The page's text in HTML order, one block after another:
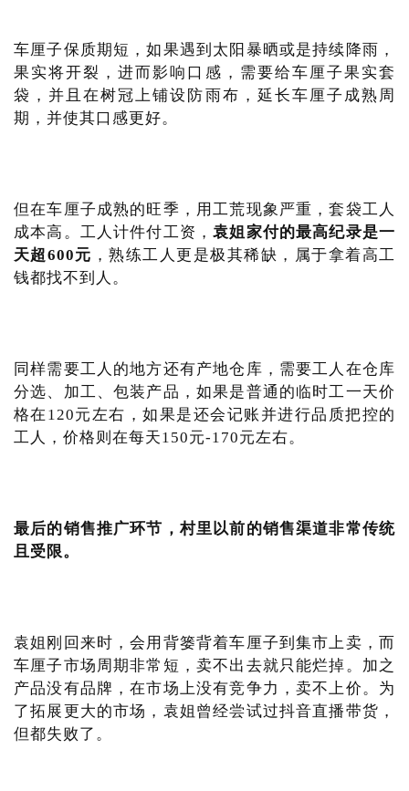
车厘子保质期短，如果遇到太阳暴晒或是持续降雨，
果实将开裂，进而影响口感，需要给车厘子果实套
袋，并且在树冠上铺设防雨布，延长车厘子成熟周
期，并使其口感更好。
但在车厘子成熟的旺季，用工荒现象严重，套袋工人
成本高。工人计件付工资，袁姐家付的最高纪录是一
天超600元 ，熟练工人更是极其稀缺，属于拿着高工
钱都找不到人。
同样需要工人的地方还有产地仓库，需要工人在仓库
分选、加工、包装产品，如果是普通的临时工一天价
格在120元左右，如果是还会记账并进行品质把控的
工人，价格则在每天150元-170元左右。
最后的销售推广环节，村里以前的销售渠道非常传统
且受限。
袁姐刚回来时，会用背篓背着车厘子到集市上卖，而
车厘子市场周期非常短，卖不出去就只能烂掉。加之
产品没有品牌，在市场上没有竞争力，卖不上价。为
了拓展更大的市场，袁姐曾经尝试过抖音直播带货，
但都失败了。